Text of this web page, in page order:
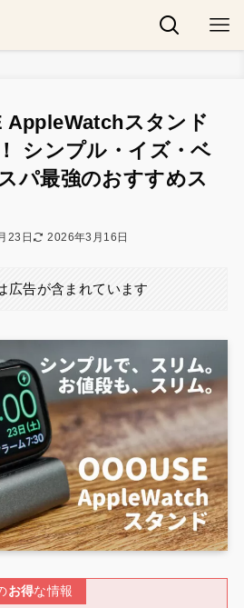
AppleWatchスタンド
シンプル・イズ・ベ
パ最強のおすすめス
23日 2026年3月16日
広告が含まれています
お得な情報